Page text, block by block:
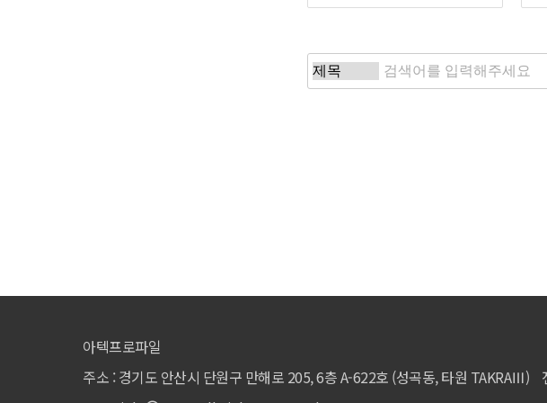
아텍프로파일
주소 : 경기도 안산시 단원구 만해로 205, 6층 A-622호 (성곡동, 타원